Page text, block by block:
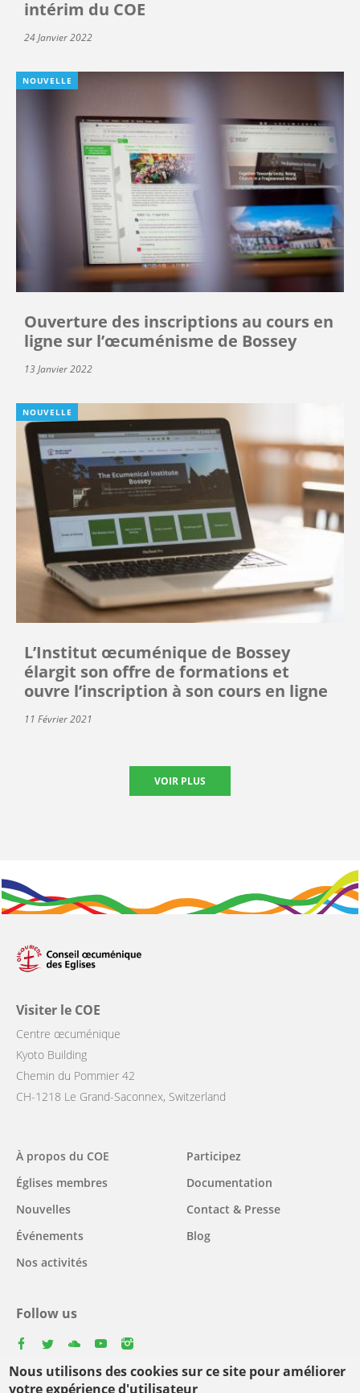
Nous utilisons des cookies sur ce site pour améliorer
votre expérience d'utilisateur
intérim du COE
24 Janvier 2022
NOUVELLE
Ouverture des inscriptions au cours en
ligne sur l’œcuménisme de Bossey
13 Janvier 2022
NOUVELLE
L’Institut œcuménique de Bossey
élargit son offre de formations et
ouvre l’inscription à son cours en ligne
11 Février 2021
VOIR PLUS
Visiter le COE
Centre œcuménique
Kyoto Building
Chemin du Pommier 42
CH-1218 Le Grand-Saconnex, Switzerland
Main
navigation
À propos du COE
Églises membres
Nouvelles
Événements
Nos activités
Participez
Documentation
Contact & Presse
Blog
Follow us
Select